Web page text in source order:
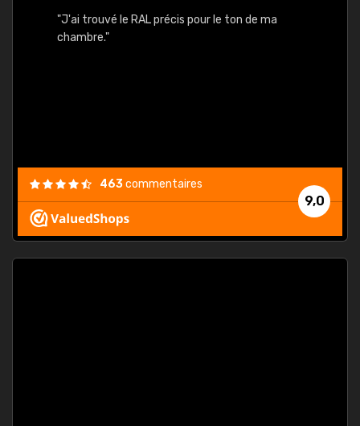
"J'ai trouvé le RAL précis pour le ton de ma
chambre."
9,0
463commentaires